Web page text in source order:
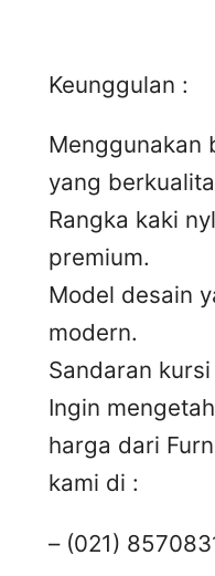
Keunggulan :
Menggunakan
yang
Rangka kaki
premium.
Model desain
modern.
Sandaran
Ingin
harga dari
kami di :
– (021)